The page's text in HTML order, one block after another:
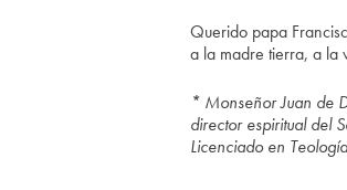
Querido papa
a la madre tierra, a la
* Monseñor Juan de
director espiritual del
Licenciado en